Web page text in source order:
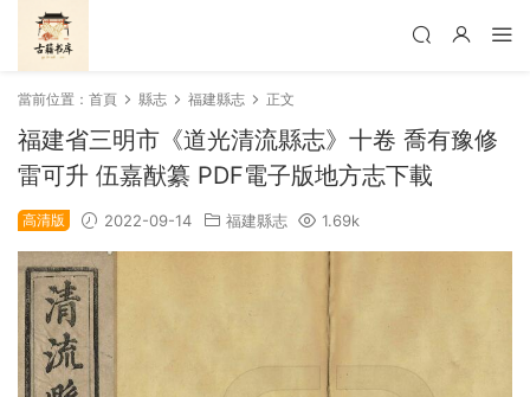
當前位置： 首頁 縣志 福建縣志 正文
福建省三明市《道光清流縣志》十卷 喬有豫修
雷可升 伍嘉猷纂 PDF電子版地方志下載
高清版 2022-09-14 福建縣志 1.69k